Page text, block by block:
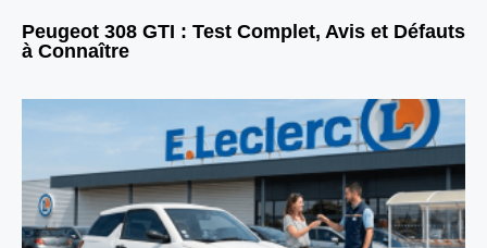
Peugeot 308 GTI : Test Complet, Avis et Défauts
à Connaître